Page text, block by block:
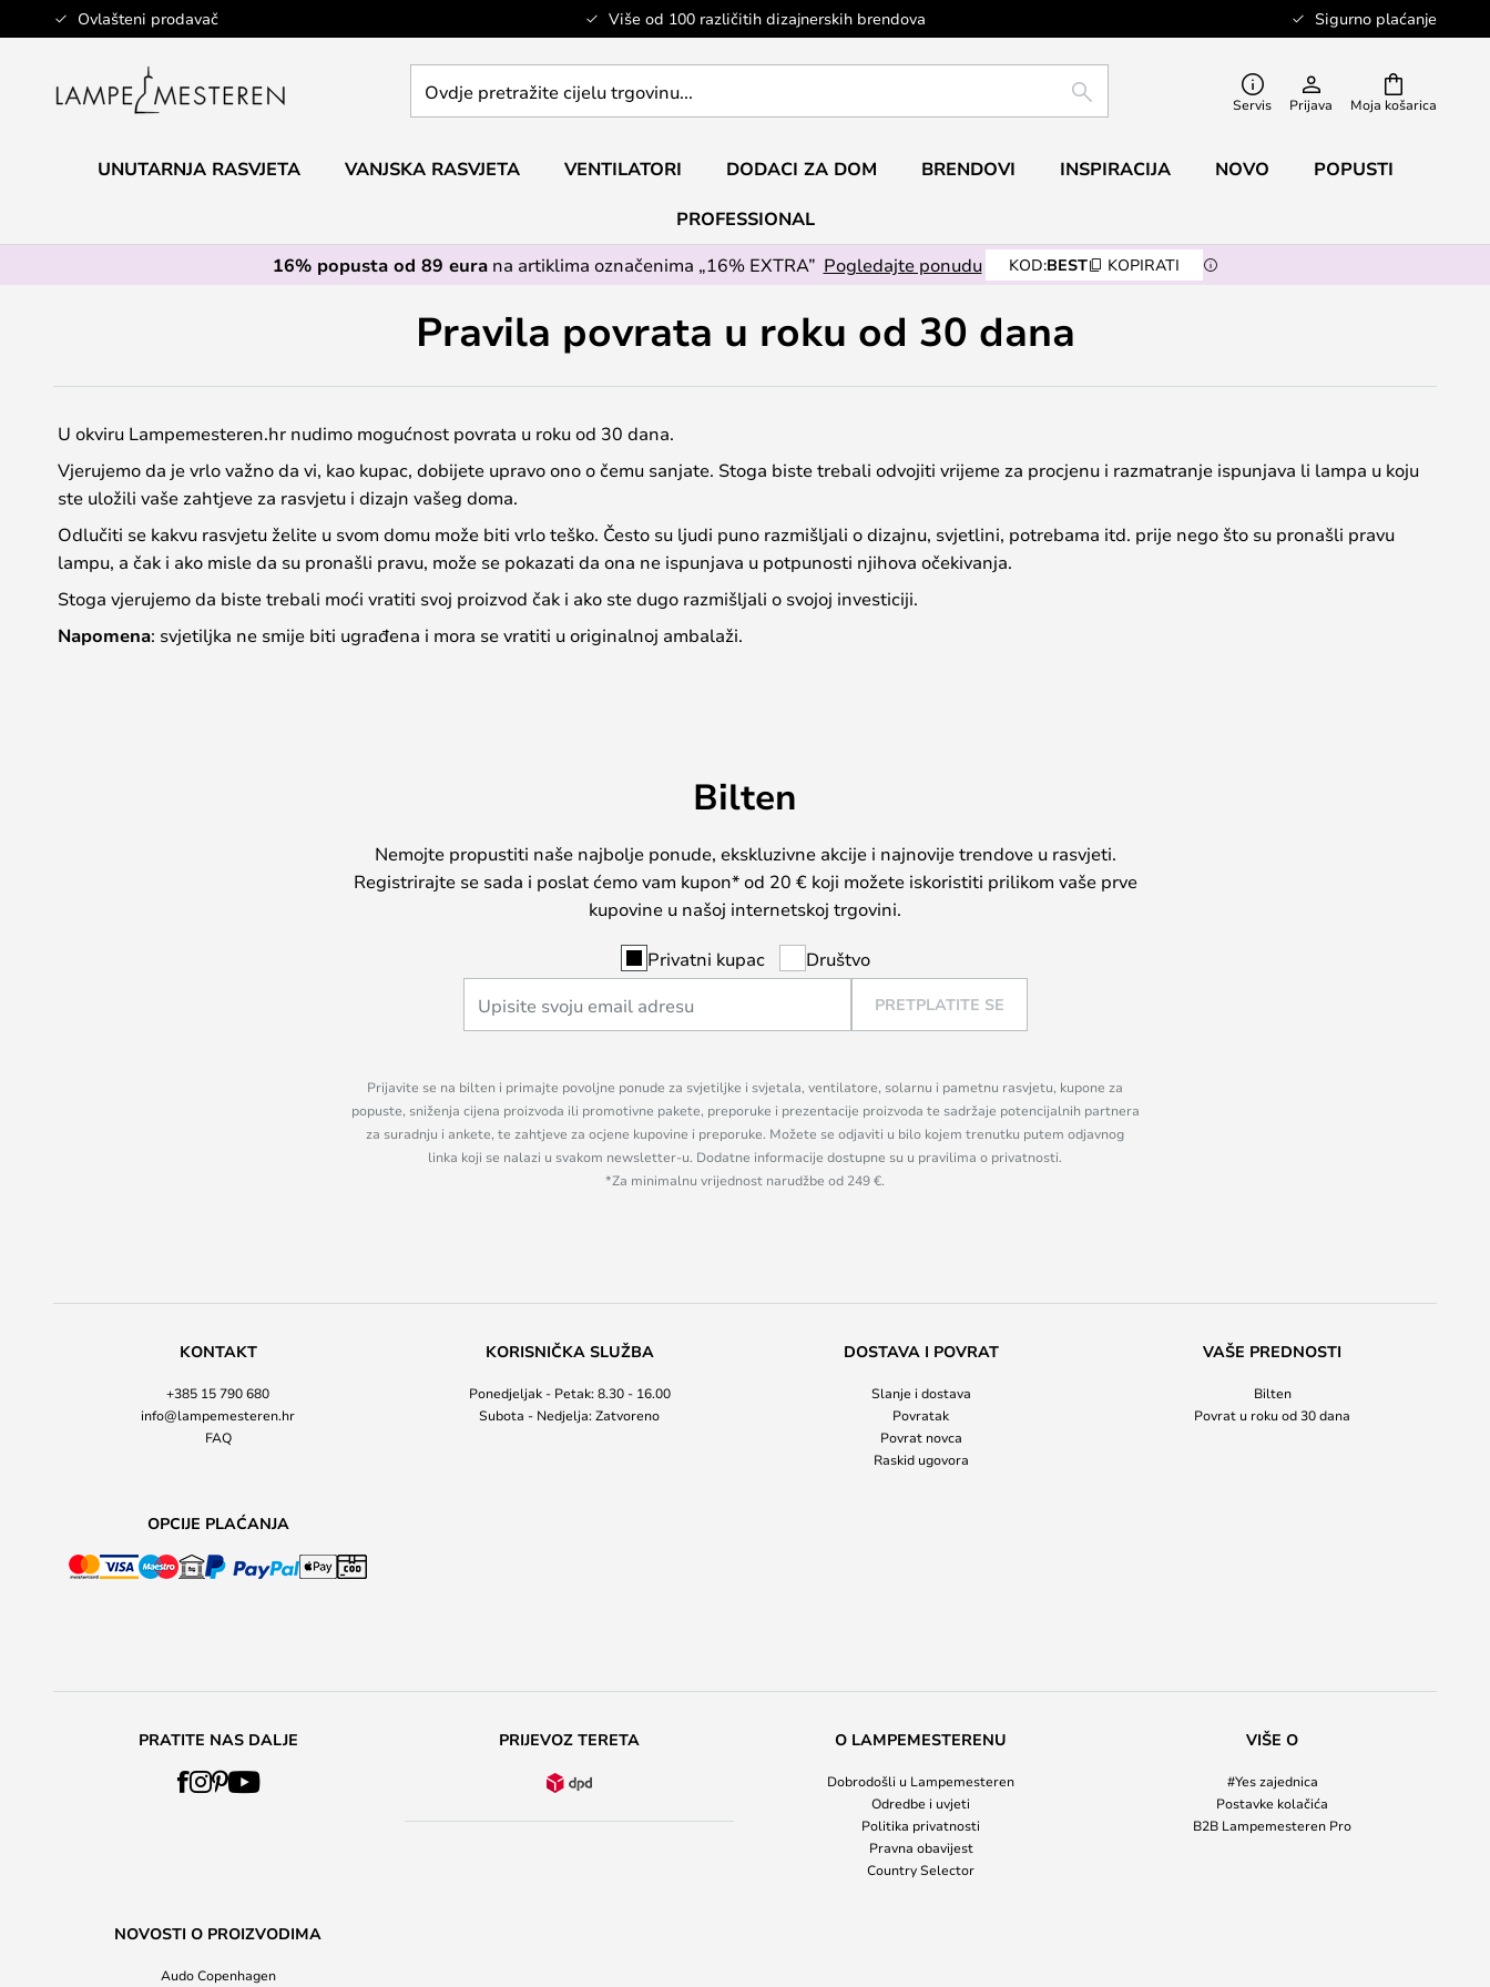
Ovlašteni prodavač Više od 100 različitih dizajnerskih brendova Sigurno plaćanje
Skip
to
Moja košarica
pretražite
trgovinu...
TRAŽI Servis Prijava
UNUTARNJA RASVJETA VANJSKA RASVJETA VENTILATORI DODACI ZA DOM BRENDOVI INSPIRACIJA NOVO POPUSTI
PROFESSIONAL
16% popusta od 89 eurana artiklima označenima „16% EXTRA” Pogledajte ponudu KOD:BEST KOPIRATI
Pravila povrata u roku od 30 dana
U okviru Lampemesteren.hr nudimo mogućnost povrata u roku od 30 dana.
Vjerujemo da je vrlo važno da vi, kao kupac, dobijete upravo ono o čemu sanjate. Stoga biste trebali odvojiti vrijeme za procjenu i razmatranje ispunjava li lampa u koju
ste uložili vaše zahtjeve za rasvjetu i dizajn vašeg doma.
Odlučiti se kakvu rasvjetu želite u svom domu može biti vrlo teško. Često su ljudi puno razmišljali o dizajnu, svjetlini, potrebama itd. prije nego što su pronašli pravu
lampu, a čak i ako misle da su pronašli pravu, može se pokazati da ona ne ispunjava u potpunosti njihova očekivanja.
Stoga vjerujemo da biste trebali moći vratiti svoj proizvod čak i ako ste dugo razmišljali o svojoj investiciji.
Napomena: svjetiljka ne smije biti ugrađena i mora se vratiti u originalnoj ambalaži.
Bilten
Nemojte propustiti naše najbolje ponude, ekskluzivne akcije i najnovije trendove u rasvjeti.
Registrirajte se sada i poslat ćemo vam kupon* od 20 € koji možete iskoristiti prilikom vaše prve
kupovine u našoj internetskoj trgovini.
Privatni kupac Društvo
PRETPLATITE SE
Prijavite se na bilten i primajte povoljne ponude za svjetiljke i svjetala, ventilatore, solarnu i pametnu rasvjetu, kupone za
popuste, sniženja cijena proizvoda ili promotivne pakete, preporuke i prezentacije proizvoda te sadržaje potencijalnih partnera
za suradnju i ankete, te zahtjeve za ocjene kupovine i preporuke. Možete se odjaviti u bilo kojem trenutku putem odjavnog
linka koji se nalazi u svakom newsletter-u. Dodatne informacije dostupne su u pravilima o privatnosti.
*Za minimalnu vrijednost narudžbe od 249 €.
KONTAKT
+385 15 790 680
info@lampemesteren.hr
FAQ
KORISNIČKA SLUŽBA
Ponedjeljak - Petak: 8.30 - 16.00
Subota - Nedjelja: Zatvoreno
DOSTAVA I POVRAT
Slanje i dostava
Povratak
Povrat novca
Raskid ugovora
VAŠE PREDNOSTI
Bilten
Povrat u roku od 30 dana
OPCIJE PLAĆANJA
PRATITE NAS DALJE PRIJEVOZ TERETA O LAMPEMESTERENU
Dobrodošli u Lampemesteren
Odredbe i uvjeti
Politika privatnosti
Pravna obavijest
Country Selector
VIŠE O
#Yes zajednica
Postavke kolačića
B2B Lampemesteren Pro
NOVOSTI O PROIZVODIMA
Audo Copenhagen